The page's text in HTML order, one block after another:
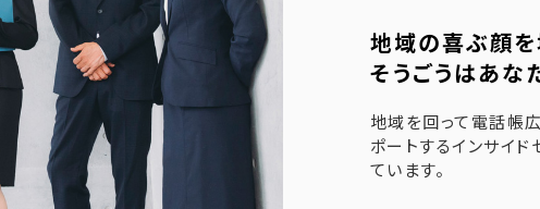
未来創造企業更新認定式典
奈良県社会福祉協議会へ寄附金寄贈
産学官金連携による「Discovery IBARAKI」が発刊さ
赤穂市版「わたしの終活覚書」が神戸新聞に掲載されま
地域の喜ぶ顔を
そうごうはあな
地域を回って電話帳
ポートするインサイ
ています。